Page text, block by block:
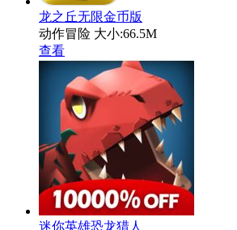
龙之丘无限金币版
动作冒险 大小:66.5M
查看
迷你英雄恐龙猎人